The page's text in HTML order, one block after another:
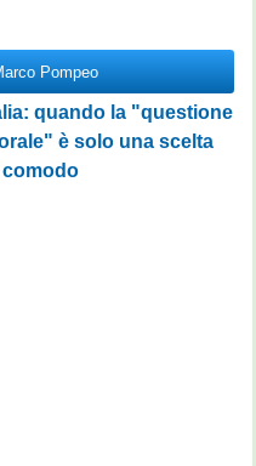
Pompeo
quando la "questione
è solo una scelta